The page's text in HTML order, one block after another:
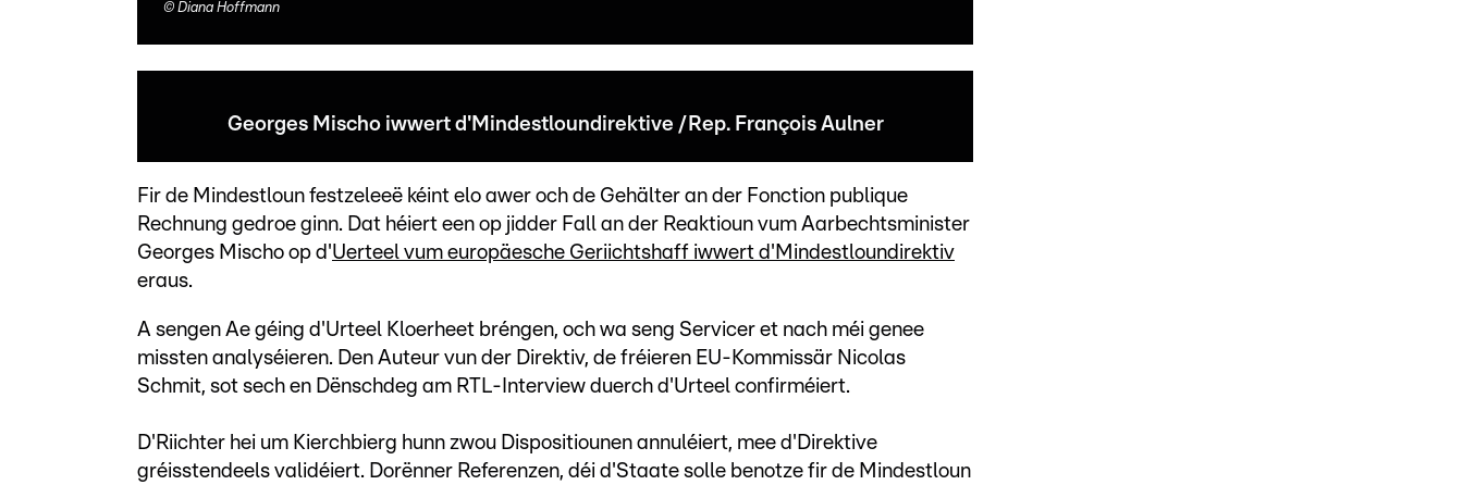
© Diana Hoffmann
Georges Mischo iwwert d'Mindestloundirektive /Rep. François Aulner
Fir de Mindestloun festzeleeë kéint elo awer och de Gehälter an der Fonction publique
Rechnung gedroe ginn. Dat héiert een op jidder Fall an der Reaktioun vum Aarbechtsminister
Georges Mischo op d'Uerteel vum europäesche Geriichtshaff iwwert d'Mindestloundirektiv
eraus.
A sengen Ae géing d'Urteel Kloerheet bréngen, och wa seng Servicer et nach méi genee
missten analyséieren. Den Auteur vun der Direktiv, de fréieren EU-Kommissär Nicolas
Schmit, sot sech en Dënschdeg am RTL-Interview duerch d'Urteel confirméiert.
D'Riichter hei um Kierchbierg hunn zwou Dispositiounen annuléiert, mee d'Direktive
gréisstendeels validéiert. Dorënner Referenzen, déi d'Staate solle benotze fir de Mindestloun